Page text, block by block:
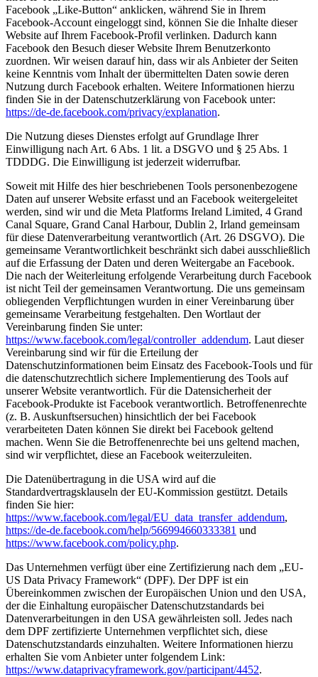
Facebook „Like-Button“ anklicken, während Sie in Ihrem
Facebook-Account eingeloggt sind, können Sie die Inhalte dieser
Website auf Ihrem Facebook-Profil verlinken. Dadurch kann
Facebook den Besuch dieser Website Ihrem Benutzerkonto
zuordnen. Wir weisen darauf hin, dass wir als Anbieter der Seiten
keine Kenntnis vom Inhalt der übermittelten Daten sowie deren
Nutzung durch Facebook erhalten. Weitere Informationen hierzu
finden Sie in der Datenschutzerklärung von Facebook unter:
https://de-de.facebook.com/privacy/explanation.
Die Nutzung dieses Dienstes erfolgt auf Grundlage Ihrer
Einwilligung nach Art. 6 Abs. 1 lit. a DSGVO und § 25 Abs. 1
TDDDG. Die Einwilligung ist jederzeit widerrufbar.
Soweit mit Hilfe des hier beschriebenen Tools personenbezogene
Daten auf unserer Website erfasst und an Facebook weitergeleitet
werden, sind wir und die Meta Platforms Ireland Limited, 4 Grand
Canal Square, Grand Canal Harbour, Dublin 2, Irland gemeinsam
für diese Datenverarbeitung verantwortlich (Art. 26 DSGVO). Die
gemeinsame Verantwortlichkeit beschränkt sich dabei ausschließlich
auf die Erfassung der Daten und deren Weitergabe an Facebook.
Die nach der Weiterleitung erfolgende Verarbeitung durch Facebook
ist nicht Teil der gemeinsamen Verantwortung. Die uns gemeinsam
obliegenden Verpflichtungen wurden in einer Vereinbarung über
gemeinsame Verarbeitung festgehalten. Den Wortlaut der
Vereinbarung finden Sie unter:
https://www.facebook.com/legal/controller_addendum. Laut dieser
Vereinbarung sind wir für die Erteilung der
Datenschutzinformationen beim Einsatz des Facebook-Tools und für
die datenschutzrechtlich sichere Implementierung des Tools auf
unserer Website verantwortlich. Für die Datensicherheit der
Facebook-Produkte ist Facebook verantwortlich. Betroffenenrechte
(z. B. Auskunftsersuchen) hinsichtlich der bei Facebook
verarbeiteten Daten können Sie direkt bei Facebook geltend
machen. Wenn Sie die Betroffenenrechte bei uns geltend machen,
sind wir verpflichtet, diese an Facebook weiterzuleiten.
Die Datenübertragung in die USA wird auf die
Standardvertragsklauseln der EU-Kommission gestützt. Details
finden Sie hier:
https://www.facebook.com/legal/EU_data_transfer_addendum,
https://de-de.facebook.com/help/566994660333381 und
https://www.facebook.com/policy.php.
Das Unternehmen verfügt über eine Zertifizierung nach dem „EU-
US Data Privacy Framework“ (DPF). Der DPF ist ein
Übereinkommen zwischen der Europäischen Union und den USA,
der die Einhaltung europäischer Datenschutzstandards bei
Datenverarbeitungen in den USA gewährleisten soll. Jedes nach
dem DPF zertifizierte Unternehmen verpflichtet sich, diese
Datenschutzstandards einzuhalten. Weitere Informationen hierzu
erhalten Sie vom Anbieter unter folgendem Link:
https://www.dataprivacyframework.gov/participant/4452.